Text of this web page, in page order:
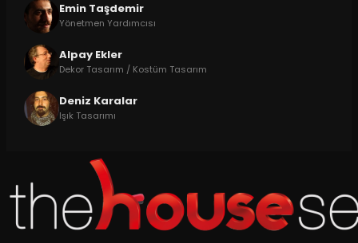
Emin Taşdemir
Yönetmen Yardımcısı
Alpay Ekler
Dekor Tasarım / Kostüm Tasarım
Deniz Karalar
Işık Tasarımı